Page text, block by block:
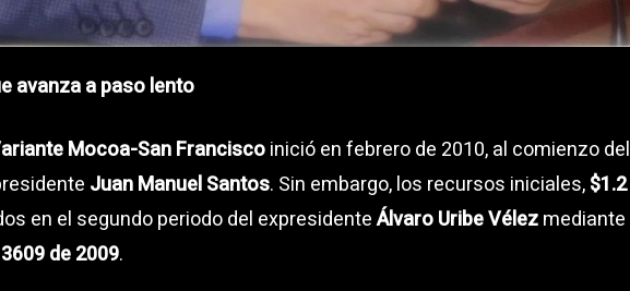
avanza a paso lento
Mocoa-San Franciscoinició en febrero de 2010, al comienzo del
Juan Manuel Santos. Sin embargo, los recursos iniciales,$1.2
en el segundo periodo del expresidenteÁlvaro Uribe Vélezmediante
de 2009.